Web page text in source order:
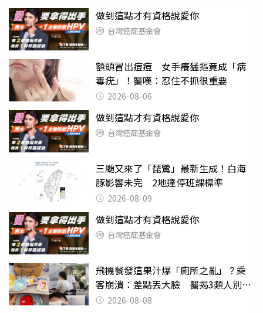
做到這點才有資格說愛你
台灣癌症基金會
額頭冒出痘痘 女手癢猛摳竟成「病
毒疣」！醫嘆：忍住不抓很重要
2026-08-06
做到這點才有資格說愛你
台灣癌症基金會
三颱又來了「琵鷺」最新生成！白海
豚影響未完 2地達停班課標準
2026-08-09
做到這點才有資格說愛你
台灣癌症基金會
飛機餐發這果汁爆「廁所之亂」？乘
客崩潰：差點丟大臉 醫揭3類人別亂
喝 2026-08-08